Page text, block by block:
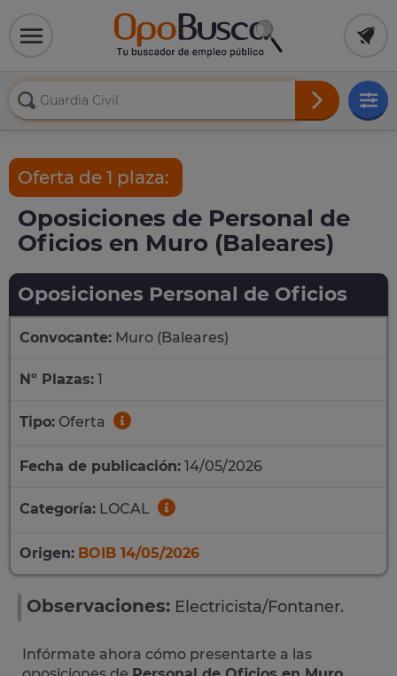
Oferta de 1 plaza:
Oposiciones de Personal de
Oficios en Muro (Baleares)
Oposiciones Personal de Oficios
Convocante: Muro (Baleares)
Nº Plazas: 1
Tipo: Oferta
Fecha de publicación: 14/05/2026
Categoría: LOCAL
Origen: BOIB 14/05/2026
Observaciones: Electricista/Fontaner.
Infórmate ahora cómo presentarte a las